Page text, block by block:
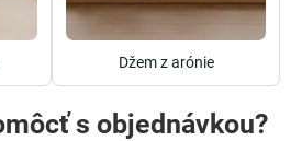
Džem z arónie
s objednávkou?